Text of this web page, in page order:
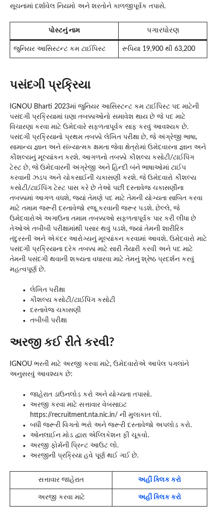
સૂચનામાં દર્શાવેલ નિયમો અને શરતોને કાળજીપૂર્વક તપાસે.
પોસ્ટનું નામ પગારધોરણ
જુનિયર આસિસ્ટન્ટ કમ ટાઈપિસ્ટ રૂપિયા 19,900 થી 63,200
પસંદગી પ્રક્રિયા
IGNOU Bharti 2023માં જુનિયર આસિસ્ટન્ટ કમ ટાઈપિસ્ટ પદ માટેની
પસંદગી પ્રક્રિયામાં ઘણા તબક્કાઓનો સમાવેશ થાય છે જે પદ માટે
વિચારણા કરવા માટે ઉમેદવારે સફળતાપૂર્વક સાફ કરવું આવશ્યક છે.
પસંદગી પ્રક્રિયાનો પ્રથમ તબક્કો લેખિત પરીક્ષા છે, જે અંગ્રેજી ભાષા,
સામાન્ય જ્ઞાન અને સંખ્યાત્મક ક્ષમતા જેવા ક્ષેત્રોમાં ઉમેદવારના જ્ઞાન અને
કૌશલ્યનું મૂલ્યાંકન કરશે. આગળનો તબક્કો કૌશલ્ય કસોટી/ટાઈપિંગ
ટેસ્ટ છે, જે ઉમેદવારની અંગ્રેજી અને હિન્દી બંને ભાષાઓમાં ટાઈપ
કરવાની ઝડપ અને ચોકસાઈની ચકાસણી કરશે. જે ઉમેદવારો કૌશલ્ય
કસોટી/ટાઈપિંગ ટેસ્ટ પાસ કરે છે તેઓ પછી દસ્તાવેજ ચકાસણીના
તબક્કામાં આગળ વધશે, જ્યાં તેમણે પદ માટે તેમની યોગ્યતા સાબિત કરવા
માટે તમામ જરૂરી દસ્તાવેજો રજૂ કરવાની જરૂર પડશે. છેલ્લે, જે
ઉમેદવારોએ અગાઉના તમામ તબક્કાઓ સફળતાપૂર્વક પાર કરી લીધા છે
તેઓએ તબીબી પરીક્ષામાંથી પસાર થવું પડશે, જ્યાં તેમની શારીરિક
તંદુરસ્તી અને એકંદર આરોગ્યનું મૂલ્યાંકન કરવામાં આવશે. ઉમેદવારો માટે
પસંદગી પ્રક્રિયાના દરેક તબક્કા માટે સારી તૈયારી કરવી અને પદ માટે
તેમની પસંદગી થવાની શક્યતા વધારવા માટે તેમનું શ્રેષ્ઠ પ્રદર્શન કરવું
મહત્વપૂર્ણ છે.
લેખિત પરીક્ષા
કૌશલ્ય કસોટી/ટાઈપિંગ કસોટી
દસ્તાવેજ ચકાસણી
તબીબી પરીક્ષા
અરજી કઈ રીતે કરવી?
IGNOU ભરતી માટે અરજી કરવા માટે, ઉમેદવારોએ આપેલ પગલાંને
અનુસરવું આવશ્યક છે:
જાહેરાત ડાઉનલોડ કરો અને યોગ્યતા તપાસો.
અરજી કરવા માટે સત્તાવાર વેબસાઇટ
https://recruitment.nta.nic.in/ ની મુલાકાત લો.
બધી જરૂરી વિગતો ભરો અને જરૂરી દસ્તાવેજો અપલોડ કરો.
ઓનલાઈન મોડ દ્વારા એપ્લિકેશન ફી ચૂકવો.
અરજી ફોર્મની પ્રિન્ટ આઉટ લો.
અરજીની પ્રક્રિયા હવે પૂર્ણ થઈ ગઈ છે.
સત્તાવાર જાહેરાત અહીં ક્લિક કરો
અરજી કરવા માટે અહીં ક્લિક કરો